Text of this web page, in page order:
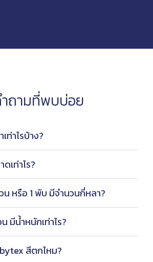
ถามที่พบบ่อย
ท่าไรบ้าง?
เท่าไร?
วน หรือ 1 พับ มีจำนวนกี่หลา?
มีน้ำหนักเท่าไร?
สีตกไหม?